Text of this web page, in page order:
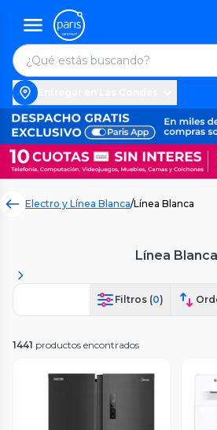
Electro y Línea Blanca/Línea Blanca
Línea Blanca
Filtros (0)
1441 productos encontrados